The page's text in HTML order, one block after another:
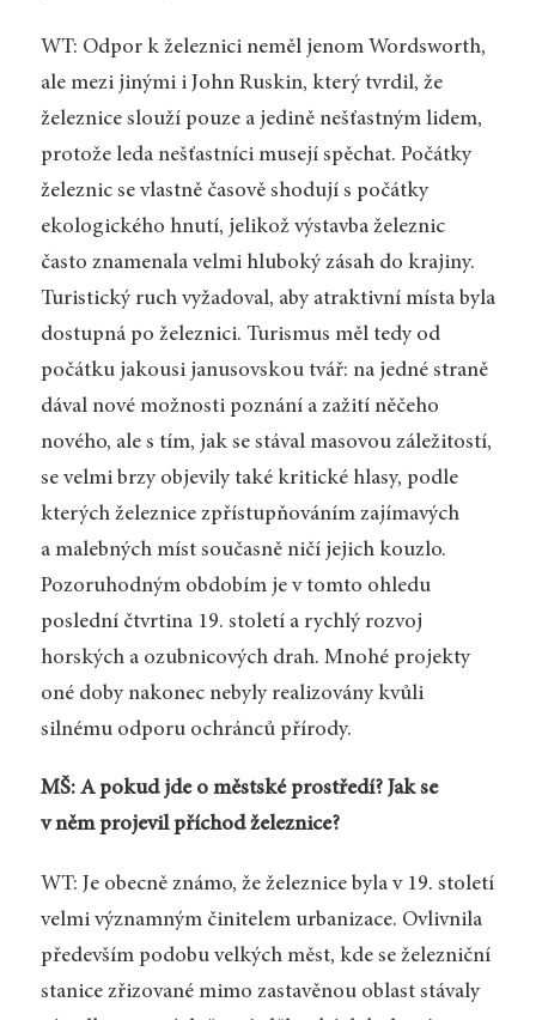
WT: Odpor k železnici neměl jenom Wordsworth,
ale mezi jinými i John Ruskin, který tvrdil, že
železnice slouží pouze a jedině nešťastným lidem,
protože leda nešťastníci musejí spěchat. Počátky
železnic se vlastně časově shodují s počátky
ekologického hnutí, jelikož výstavba železnic
často znamenala velmi hluboký zásah do krajiny.
Turistický ruch vyžadoval, aby atraktivní místa byla
dostupná po železnici. Turismus měl tedy od
počátku jakousi janusovskou tvář: na jedné straně
dával nové možnosti poznání a zažití něčeho
nového, ale s tím, jak se stával masovou záležitostí,
se velmi brzy objevily také kritické hlasy, podle
kterých železnice zpřístupňováním zajímavých
a malebných míst současně ničí jejich kouzlo.
Pozoruhodným obdobím je v tomto ohledu
poslední čtvrtina 19. století a rychlý rozvoj
horských a ozubnicových drah. Mnohé projekty
oné doby nakonec nebyly realizovány kvůli
silnému odporu ochránců přírody.
MŠ: A pokud jde o městské prostředí? Jak se
v něm projevil příchod železnice?
WT: Je obecně známo, že železnice byla v 19. století
velmi významným činitelem urbanizace. Ovlivnila
především podobu velkých měst, kde se železniční
stanice zřizované mimo zastavěnou oblast stávaly